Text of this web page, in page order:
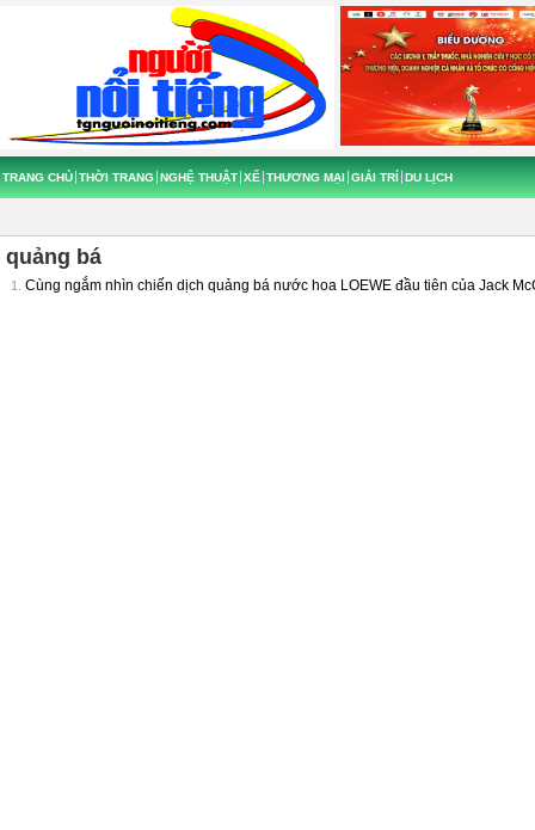
TRANG CHỦ THỜI TRANG NGHỆ THUẬT XẾ THƯƠNG MẠI GIẢI TRÍ DU LỊCH
quảng bá
1. Cùng ngắm nhìn chiến dịch quảng bá nước hoa LOEWE đầu tiên của Jack